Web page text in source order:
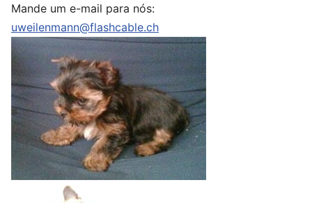
Mande um e-mail para nós:
uweilenmann@flashcable.ch